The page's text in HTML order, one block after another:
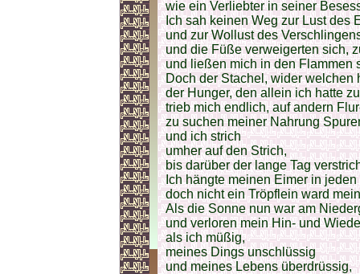
wie ein Verliebter in seiner
Ich sah keinen Weg zur Lust des
und zur Wollust des
und die Füße verweigerten sich,
und ließen mich in den Flammen
Doch der Stachel, wider welchen
der Hunger, den allein ich hatte
trieb mich endlich, auf andern
zu suchen meiner Nahrung
und ich strich
umher auf den Strich,
bis darüber der lange Tag
Ich hängte meinen Eimer in jeden
doch nicht ein Tröpflein ward
Als die Sonne nun war am
und verloren mein Hin- und
als ich müßig,
meines Dings unschlüssig
und meines Lebens überdrüssig,